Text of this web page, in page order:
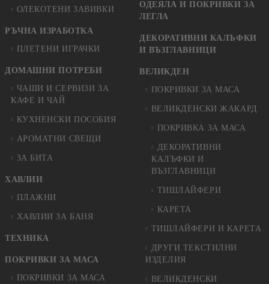
ОЛЕКОТЕНИ ЗАВИВКИ
РЪЧНА ИЗРАБОТКА
ПЛЕТЕНИ ИГРАЧКИ
ДОМАШНИ ПОТРЕБИ
ЧАШИ И СЕРВИЗИ ЗА
КАФЕ И ЧАЙ
КУХНЕНСКИ ПОСОБИЯ
АРОМАТНИ СВЕЩИ
ЗА БИТА
ХАВЛИИ
ПЛАЖНИ
ХАВЛИИ ЗА БАНЯ
ТЕХНИКА
ПОКРИВКИ ЗА МАСА
ПОКРИВКИ ЗА МАСА
ОДЕЯЛА И ПОКРИВКИ ЗА
ЛЕГЛА
ДЕКОРАТИВНИ КАЛЪФКИ
И ВЪЗГЛАВНИЦИ
ВЕЛИКДЕН
ПОКРИВКИ ЗА МАСА
ВЕЛИКДЕНСКИ ЖАКАРД
ПОКРИВКА ЗА МАСА
ДЕКОРАТИВНИ
КАЛЪФКИ И
ВЪЗГЛАВНИЦИ
ТИШЛАЙФЕРИ
КАРЕТА
ТИШЛАЙФЕРИ И КАРЕТА
ДРУГИ ТЕКСТИЛНИ
ИЗДЕЛИЯ
ВЕЛИКДЕНСКИ